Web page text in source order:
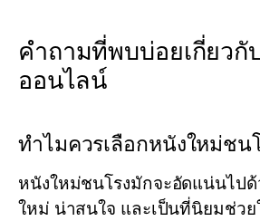
คำถามที่พบบ่อยเกี่ยวกั
ออนไลน์
ทำไมควรเลือกหนังใหม่ชน
หนังใหม่ชนโรงมักจะอัดแน่นไป
ใหม่ น่าสนใจ และเป็นที่นิยมช่ว